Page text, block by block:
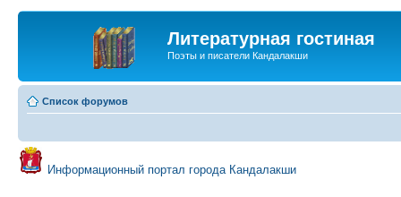
Литературная гостиная
Поэты и писатели Кандалакши
Список форумов
Информационный портал города Кандалакши